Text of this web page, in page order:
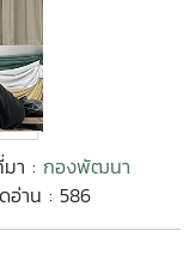
า : กองพัฒนา
อ่าน : 586